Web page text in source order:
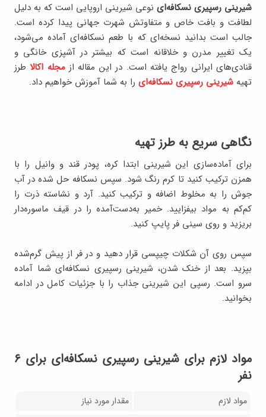
شیرینی رسپیری نسکافه‌‌ای نوعی شیرینی اروپایی است که به دلیل
لطافت و بافت خاص و متفاوتش شهرت جهانی پیدا کرده است.
جالب است بدانید نسخه‌ای که با طعم نسکافه‌ای آماده می‌شود،
یک تغییر مدرن و خلاقانه است که بیشتر در آشپزی خانگی و
قنادی‌های ایرانی رواج یافته است. در این مقاله ازمجله اکالاطرز
تهیه شیرینی رسپیری نسکافه‌ای را به شما آموزش خواهیم داد.
نگاهی سریع به طرز تهیه
برای آماده‌سازی این شیرینی ابتدا کره، پودر قند و وانیل را با
همزن ترکیب کنید تا کرم رنگ شود. سپس نسکافه حل شده در آب
جوش را به مخلوط اضافه و ترکیب کنید. آرد و نشاسته ذرت را
کم‌کم به مواد بیفزایید. خمیر به‌دست‌آمده را در قیف ماسوره‌دار
بریزید و روی سینی فر پایپ کنید.
سپس روی آن شکلات چیپسی قرار دهید و در فر از پیش گرم‌شده
بپزید. بعد از خنک شدن، شیرینی رسپیری نسکافه‌‌ای شما آماده
سرو است. رسپی این شیرینی جذاب را با جزئیات کامل در ادامه
بخوانید.
مواد لازم برای شیرینی رسپیری نسکافه‌‌ای برای ۶
نفر
مواد لازم
مقدار مورد نیاز